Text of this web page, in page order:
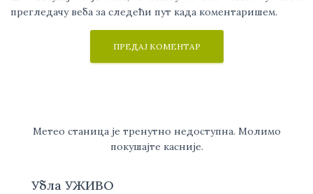
прегледачу веба за следећи пут када коментаришем.
Метео станица је тренутно недоступна. Молимо
покушајте касније.
Убла УЖИВО